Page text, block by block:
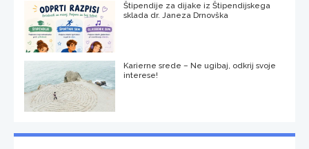
Štipendije za dijake iz Štipendijskega
sklada dr. Janeza Drnovška
Karierne srede – Ne ugibaj, odkrij svoje
interese!